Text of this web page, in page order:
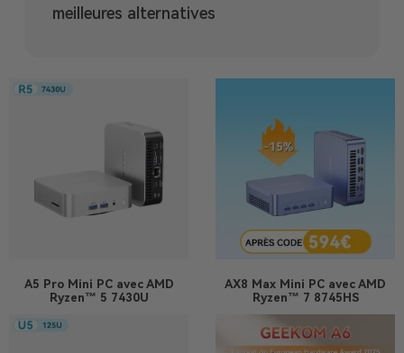
meilleures alternatives
A5 ProMini PC avec AMD
Ryzen™ 5 7430U
AX8 Max Mini PC avec AMD
Ryzen™ 7 8745HS